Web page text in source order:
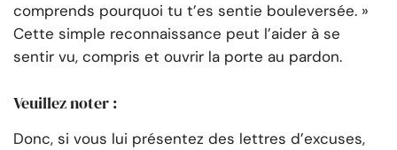
comprends pourquoi tu t’es sentie bouleversée. »
Cette simple reconnaissance peut l’aider à se
sentir vu, compris et ouvrir la porte au pardon.
Veuillez noter :
Donc, si vous lui présentez des lettres d’excuses,